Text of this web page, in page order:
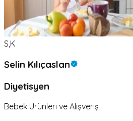
S,K
Selin Kılıçaslan
Diyetisyen
Bebek Ürünleri ve Alışveriş